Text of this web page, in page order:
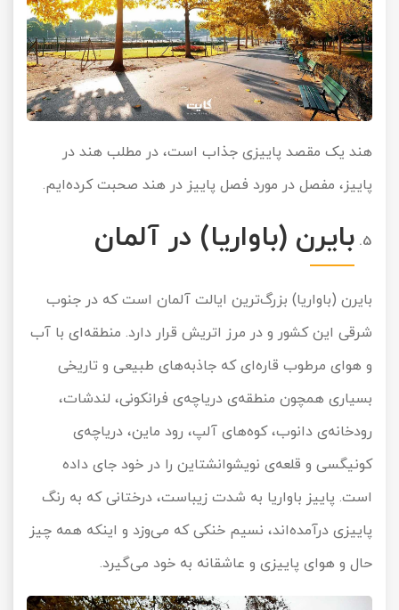
هند یک مقصد پاییزی جذاب است، در مطلب هند در
پاییز، مفصل در مورد فصل پاییز در هند صحبت کرده‌ایم.
بایرن (باواریا) در آلمان
بایرن (باواریا) بزرگ‌ترین ایالت آلمان است که در جنوب
شرقی این کشور و در مرز اتریش قرار دارد. منطقه‌ای با آب
و هوای مرطوب قاره‌ای که جاذبه‌های طبیعی و تاریخی
بسیاری همچون منطقه‌ی دریاچه‌ی فرانکونی، لندشات،
رودخانه‌ی دانوب، کوه‌های آلپ، رود ماین، دریاچه‌ی
کونیگسی و قلعه‌ی نویشوانشتاین را در خود جای داده
است. پاییز باواریا به شدت زیباست، درختانی که به رنگ
پاییزی درآمده‌اند، نسیم خنکی که می‌وزد و اینکه همه چیز
حال و هوای پاییزی و عاشقانه به خود می‌گیرد.